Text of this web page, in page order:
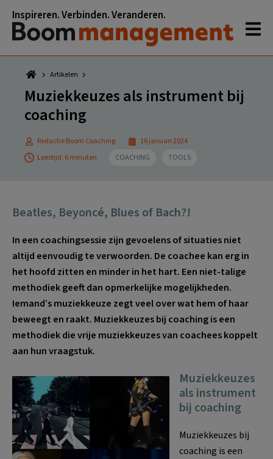
naar
hoofdnavigatie
naar
hoofd
inhoud
naar
eerste
sidebar
naar
voettekst
Inspireren. Verbinden. Veranderen.
Artikelen
Muziekkeuzes als instrument bij
coaching
Redactie Boom Coaching
16 januari 2024
Leestijd: 6 minuten
COACHING TOOLS
Beatles, Beyoncé, Blues of Bach?!
In een coachingsessie zijn gevoelens of situaties niet
altijd eenvoudig te verwoorden. De coachee kan erg in
het hoofd zitten en minder in het hart. Een niet-talige
methodiek geeft dan opmerkelijke mogelijkheden.
Iemand’s muziekkeuze zegt veel over wat hem of haar
beweegt en raakt. Muziekkeuzes bij coaching is een
methodiek die vrije muziekkeuzes van coachees koppelt
aan hun vraagstuk.
Muziekkeuzes
als instrument
bij coaching
Muziekkeuzes bij
coaching is een